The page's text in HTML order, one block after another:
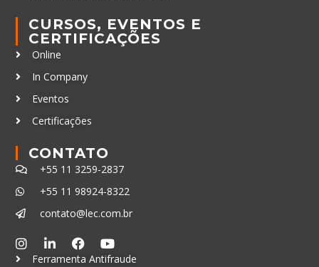
CURSOS, EVENTOS E
CERTIFICAÇÕES
Online
In Company
Eventos
Certificações
CONTATO
+55 11 3259-2837
+55 11 98924-8322
contato@lec.com.br
Ferramenta Antifraude